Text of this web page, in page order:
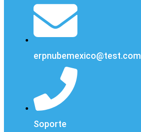
erpnubemexico@test.com
Soporte